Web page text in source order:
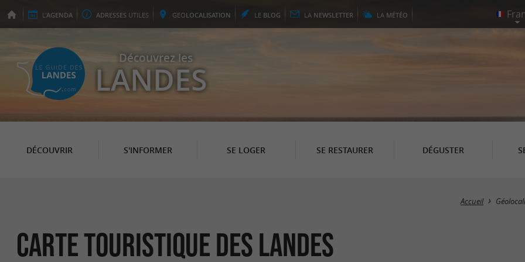
L'AGENDA ADRESSES UTILES GEOLOCALISATION LE BLOG LA NEWSLETTER LA MÉTÉO
Découvrez les
LANDES
DÉCOUVRIR S'INFORMER SE LOGER SE RESTAURER DÉGUSTER
Accueil
Carte touristique des Landes